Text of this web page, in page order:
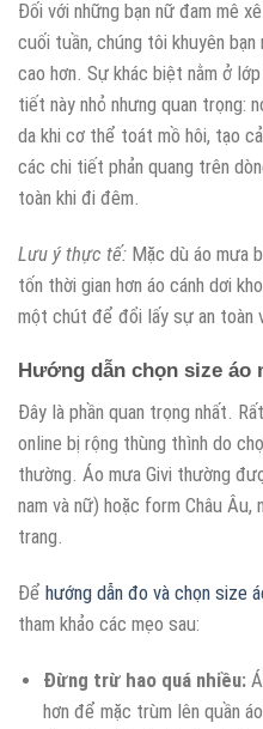
Đối với những bạn nữ đam mê
cuối tuần, chúng tôi khuyên bạn
cao hơn. Sự khác biệt nằm ở
tiết này nhỏ nhưng quan trọng:
da khi cơ thể toát mồ hôi, tạo
các chi tiết phản quang trên
toàn khi đi đêm.
Lưu ý thực tế: Mặc dù áo mưa
tốn thời gian hơn áo cánh dơi
một chút để đổi lấy sự an toàn
Hướng dẫn chọn size áo
Đây là phần quan trọng nhất.
online bị rộng thùng thình do
thường. Áo mưa Givi thường
nam và nữ) hoặc form Châu
trang.
Để hướng dẫn đo và chọn size
tham khảo các mẹo sau:
Đừng trừ hao quá nhiều:
hơn để mặc trùm lên quần